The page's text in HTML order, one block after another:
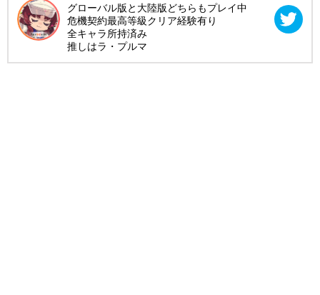
グローバル版と大陸版どちらもプレイ中
危機契約最高等級クリア経験有り
全キャラ所持済み
推しはラ・プルマ